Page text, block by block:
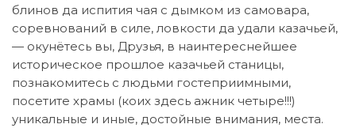
блинов да испития чая с дымком из самовара,
соревнований в силе, ловкости да удали казачьей,
— окунётесь вы, Друзья, в наинтереснейшее
историческое прошлое казачьей станицы,
познакомитесь с людьми гостеприимными,
посетите храмы (коих здесь ажник четыре!!!)
уникальные и иные, достойные внимания, места.